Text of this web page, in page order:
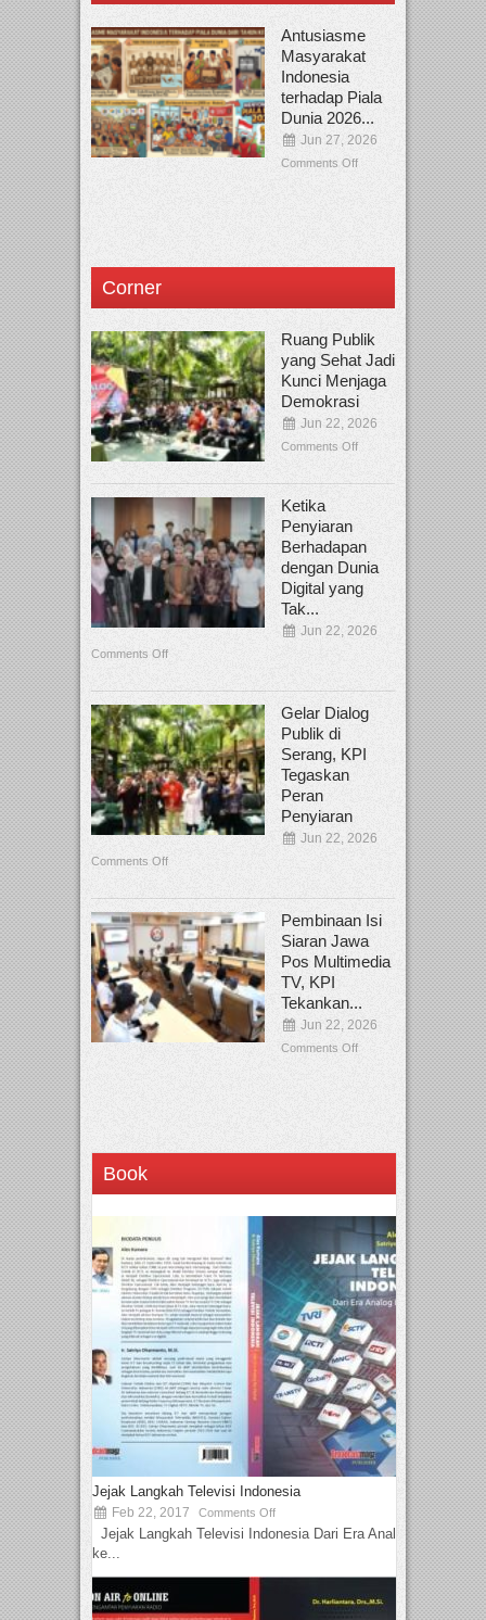
Antusiasme
Masyarakat
Indonesia
terhadap Piala
Dunia 2026...
Jun 27, 2026
Comments Off
Corner
Ruang Publik
yang Sehat Jadi
Kunci Menjaga
Demokrasi
Jun 22, 2026
Comments Off
Ketika
Penyiaran
Berhadapan
dengan Dunia
Digital yang
Tak...
Jun 22, 2026
Comments Off
Gelar Dialog
Publik di
Serang, KPI
Tegaskan
Peran
Penyiaran
Jun 22, 2026
Comments Off
Pembinaan Isi
Siaran Jawa
Pos Multimedia
TV, KPI
Tekankan...
Jun 22, 2026
Comments Off
Book
Jejak Langkah Televisi Indonesia
Feb 22, 2017 Comments Off
Jejak Langkah Televisi Indonesia Dari Era Analog
ke...